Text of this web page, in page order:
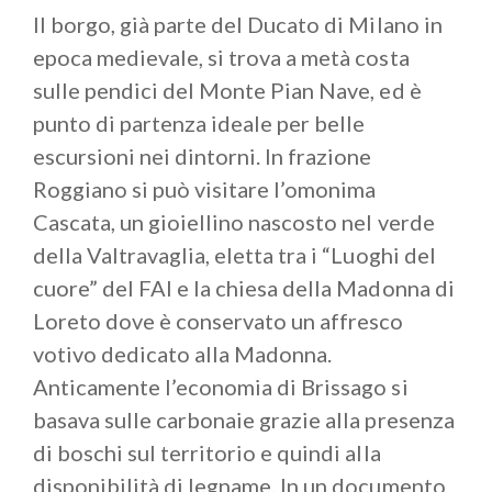
Montenegrino; in alternativa, sempre partendo dal
paese, si può raggiungere la Pineta bassa da cui si
gode un bellissimo panorama sull’Alto Verbano
Spostandosi verso la parte alta della valle
incontriamo Cremenaga , tranquillo borgo posto
proprio al confine con la Svizzera. Ultima tappa
dell’itinerario èDumenza che in passato fece parte
della Pieve della Valtravaglia, da cui si parte per le
escursioni ai monti Clivio e Lema e tappa storica
della3V Via Verde Varesina.
Il borgo, già parte del Ducato di Milano in
epoca medievale, si trova a metà costa
sulle pendici del Monte Pian Nave, ed è
punto di partenza ideale per belle
escursioni nei dintorni. In frazione
Roggiano si può visitare l’omonima
Cascata, un gioiellino nascosto nel verde
della Valtravaglia, eletta tra i “Luoghi del
cuore” del FAI e la chiesa della Madonna di
Loreto dove è conservato un affresco
votivo dedicato alla Madonna.
Anticamente l’economia di Brissago si
basava sulle carbonaie grazie alla presenza
di boschi sul territorio e quindi alla
disponibilità di legname. In un documento